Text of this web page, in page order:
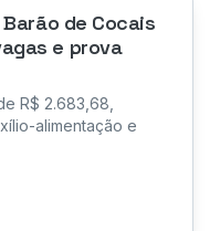
de Cocais
e prova
R$ 2.683,68,
alimentação e